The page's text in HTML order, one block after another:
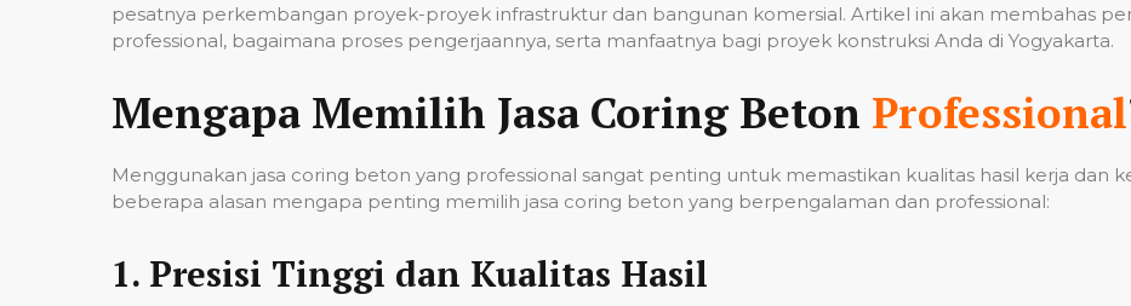
pesatnya perkembangan proyek-proyek infrastruktur dan bangunan komersial. Artikel ini akan membahas
professional, bagaimana proses pengerjaannya, serta manfaatnya bagi proyek konstruksi Anda di Yogyakarta.
Mengapa Memilih Jasa Coring Beton Professional
Menggunakan jasa coring beton yang professional sangat penting untuk memastikan kualitas hasil kerja dan
beberapa alasan mengapa penting memilih jasa coring beton yang berpengalaman dan professional:
1. Presisi Tinggi dan Kualitas Hasil